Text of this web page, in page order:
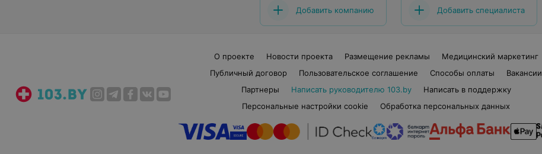
Добавить компанию Добавить специалиста
О проекте Новости проекта Размещение рекламы
Медицинский маркетинг
Публичный договор
Пользовательское соглашение Способы оплаты
Вакансии
Партнеры
Написать руководителю 103.by
Написать в поддержку
Персональные настройки cookie
Обработка персональных данных